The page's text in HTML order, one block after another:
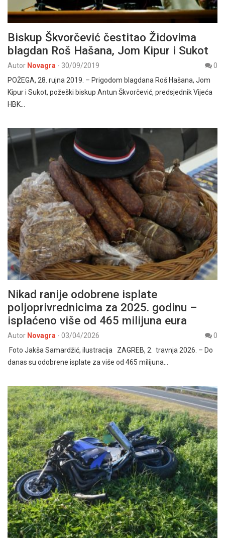
Biskup Škvorčević čestitao Židovima
blagdan Roš Hašana, Jom Kipur i Sukot
Autor Novagra - 30/09/2019
0
POŽEGA, 28. rujna 2019. – Prigodom blagdana Roš Hašana, Jom
Kipur i Sukot, požeški biskup Antun Škvorčević, predsjednik Vijeća
HBK…
Nikad ranije odobrene isplate
poljoprivrednicima za 2025. godinu –
isplaćeno više od 465 milijuna eura
Autor Novagra - 03/04/2026
0
Foto Jakša Samardžić, ilustracija ZAGREB, 2. travnja 2026. – Do
danas su odobrene isplate za više od 465 milijuna…